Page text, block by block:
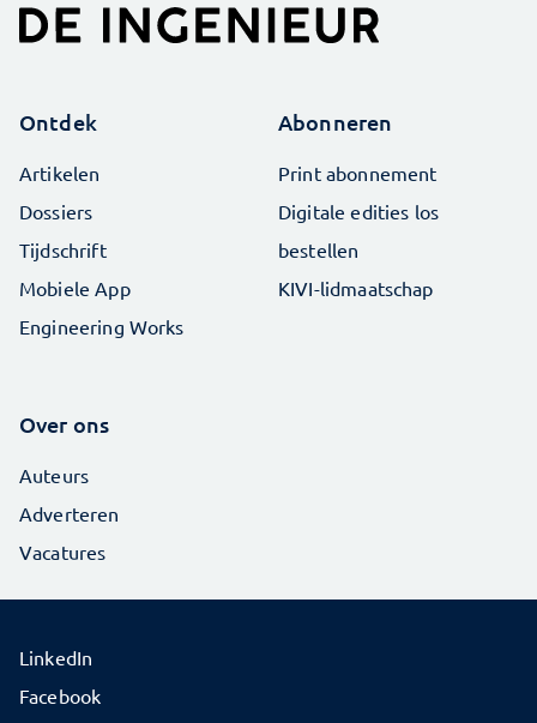
Ontdek
Artikelen
Dossiers
Tijdschrift
Mobiele App
Engineering Works
Abonneren
Print abonnement
Digitale edities los
bestellen
KIVI-lidmaatschap
Over ons
Auteurs
Adverteren
Vacatures
LinkedIn
Facebook